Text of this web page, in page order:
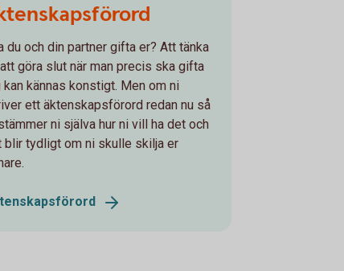
du och din partner gifta er? Att tänka
göra slut när man precis ska gifta
kan kännas konstigt. Men om ni
ett äktenskapsförord redan nu så
ni själva hur ni vill ha det och
blir tydligt om ni skulle skilja er